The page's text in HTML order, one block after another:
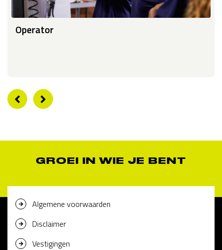
Operator
GROEI IN WIE JE BENT
Algemene voorwaarden
Disclaimer
Vestigingen